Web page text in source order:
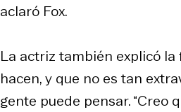
aclaró Fox.
La actriz también explicó
hacen, y que no es tan
gente puede pensar. “Creo